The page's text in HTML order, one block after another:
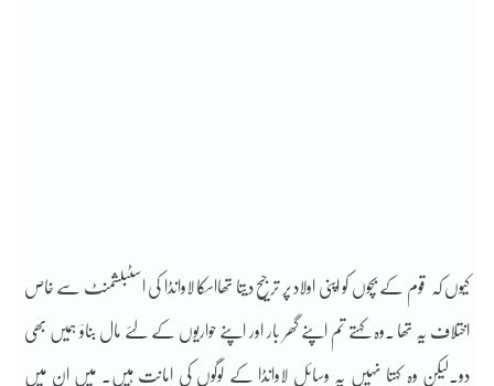
کیوں کہ قوم کے بچوں کو اپنی اولاد پر ترجیح دیتا تھااسکا لاوانڈا کی اسٹبلشمنٹ سے خاص
اختلاف یہ تھا ۔وہ کہتے تم اپنے گھر بار اور اپنے حواریوں کے لئے مال بناؤ ہمیں بھی
دو۔لیکن وہ کہتا نہیں یہ وسائل لاوانڈا کے لوگوں کی امانت ہیں۔ میں ان میں